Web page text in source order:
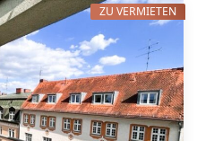
ZU VERMIETEN